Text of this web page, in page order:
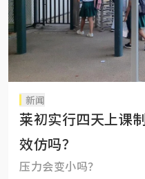
新闻
莱初实行四天上课
效仿吗？
压力会变小吗？